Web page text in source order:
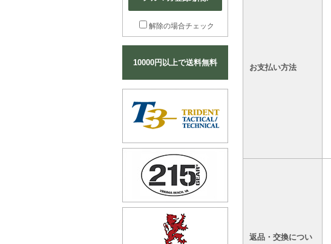
解除の場合チェック
10000円以上で送料無料
お支払い方法
返品・交換につい